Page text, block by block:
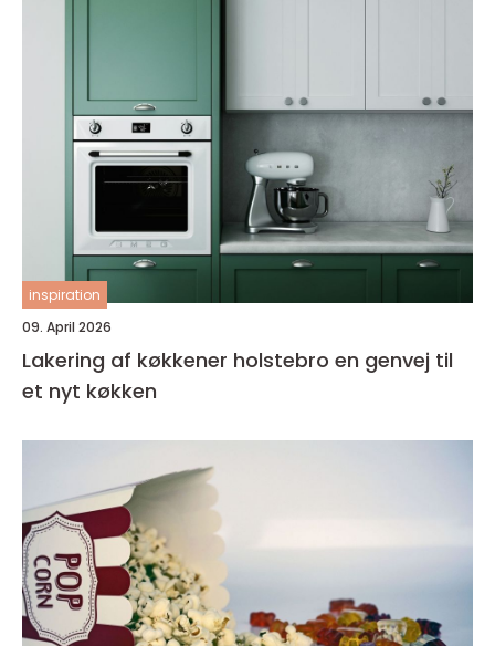
inspiration
09. April 2026
Lakering af køkkener holstebro en genvej til
et nyt køkken